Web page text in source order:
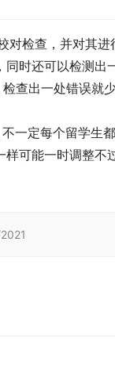
对检查，并对其进
同时还可以检测出
查出一处错误就
一定每个留学生
样可能一时调整不